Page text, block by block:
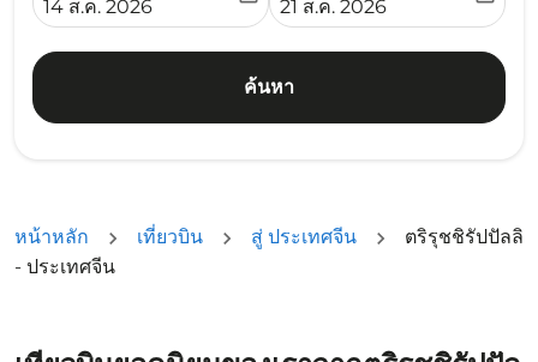
fc-booking-departure-date-aria-label
14 ส.ค. 2026
fc-booking-return-date-
21 ส.ค. 2026
ค้นหา
หน้าหลัก เที่ยวบิน สู่ ประเทศจีน
ตริรุชชิรัปปัลลิ
- ประเทศจีน